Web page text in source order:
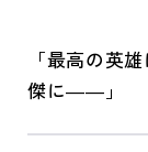
「最高の英
傑に――」